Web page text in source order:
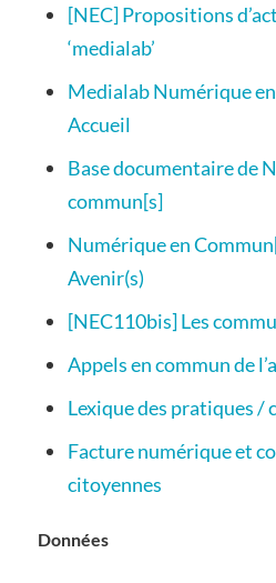
[NEC] Propositions
‘medialab’
Medialab Numérique
Accueil
Base documentaire de
commun[s]
Numérique en
Avenir(s)
[NEC110bis] Les
Appels en commun de
Lexique des pratiques /
Facture numérique et
citoyennes
Données